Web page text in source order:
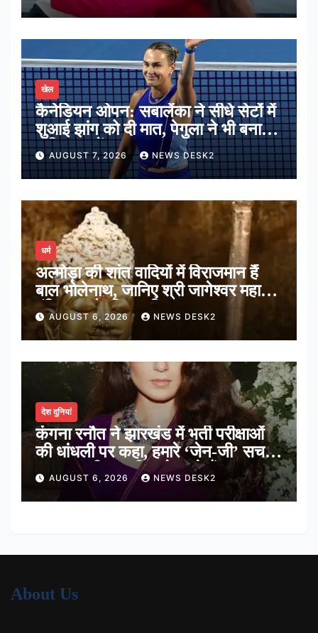
खेल
कैनेडियन ओपन: सबालेंका ने सीधे सेटों में
शुआई झांग को दी मात, पेगुला ने भी बनाई
अंतिम 16 में जगह
AUGUST 7, 2026 NEWS DESK2
धर्म
अल्मोड़ा की शांत वादियों में विराजमान हैं
बाल भोलेनाथ, जानिए श्री जागेश्वर महादेव
मंदिर का पौराणिक इतिहास
AUGUST 6, 2026 NEWS DESK2
देश दुनियां
कंगना रनौत ने झारखंड में भर्ती परीक्षाओं
की धांधली पर कहा, हमारे ‘जेन-जी’ सच में
हर तरह की तकलीफ झेल रहे हैं
AUGUST 6, 2026 NEWS DESK2
About Us